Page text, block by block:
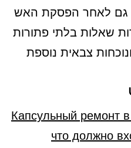
גם לאחר הפסקת האש
שאלות בלתי פתורות
צבאית נוספת
Капсульный ремонт
что должно